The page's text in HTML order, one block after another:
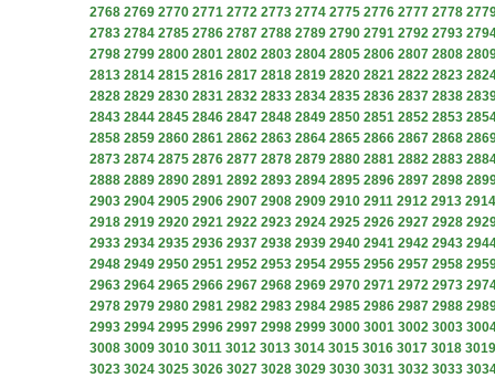
2768 2769 2770 2771 2772 2773 2774 2775 2776 2777 2778
2783 2784 2785 2786 2787 2788 2789 2790 2791 2792 2793
2798 2799 2800 2801 2802 2803 2804 2805 2806 2807 2808
2813 2814 2815 2816 2817 2818 2819 2820 2821 2822 2823
2828 2829 2830 2831 2832 2833 2834 2835 2836 2837 2838
2843 2844 2845 2846 2847 2848 2849 2850 2851 2852 2853
2858 2859 2860 2861 2862 2863 2864 2865 2866 2867 2868
2873 2874 2875 2876 2877 2878 2879 2880 2881 2882 2883
2888 2889 2890 2891 2892 2893 2894 2895 2896 2897 2898
2903 2904 2905 2906 2907 2908 2909 2910 2911 2912 2913 2914
2918 2919 2920 2921 2922 2923 2924 2925 2926 2927 2928
2933 2934 2935 2936 2937 2938 2939 2940 2941 2942 2943
2948 2949 2950 2951 2952 2953 2954 2955 2956 2957 2958
2963 2964 2965 2966 2967 2968 2969 2970 2971 2972 2973
2978 2979 2980 2981 2982 2983 2984 2985 2986 2987 2988
2993 2994 2995 2996 2997 2998 2999 3000 3001 3002 3003
3008 3009 3010 3011 3012 3013 3014 3015 3016 3017 3018 3019
3023 3024 3025 3026 3027 3028 3029 3030 3031 3032 3033